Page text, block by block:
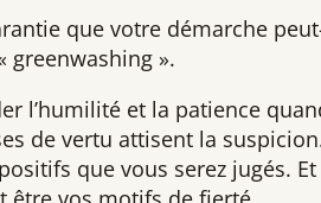
que votre démarche
greenwashing ».
l’humilité et la patience
de vertu attisent la
que vous serez jugés. Et